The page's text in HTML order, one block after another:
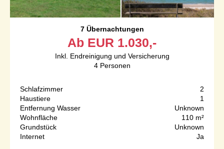
7 Übernachtungen
Ab EUR 1.030,-
Inkl. Endreinigung und Versicherung
4 Personen
Schlafzimmer
2
Haustiere
1
Entfernung Wasser
Unknown
Wohnfläche
110 m²
Grundstück
Unknown
Internet
Ja